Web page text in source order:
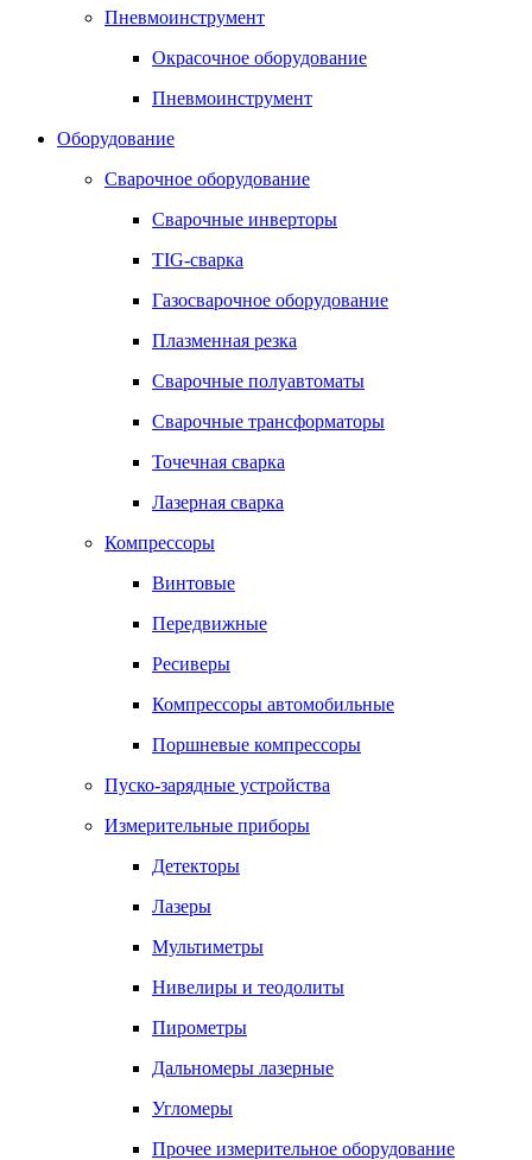
Пневмоинструмент
Окрасочное оборудование
Пневмоинструмент
Оборудование
Сварочное оборудование
Сварочные инверторы
TIG-сварка
Газосварочное оборудование
Плазменная резка
Сварочные полуавтоматы
Сварочные трансформаторы
Точечная сварка
Лазерная сварка
Компрессоры
Винтовые
Передвижные
Ресиверы
Компрессоры автомобильные
Поршневые компрессоры
Пуско-зарядные устройства
Измерительные приборы
Детекторы
Лазеры
Мультиметры
Нивелиры и теодолиты
Пирометры
Дальномеры лазерные
Угломеры
Прочее измерительное оборудование